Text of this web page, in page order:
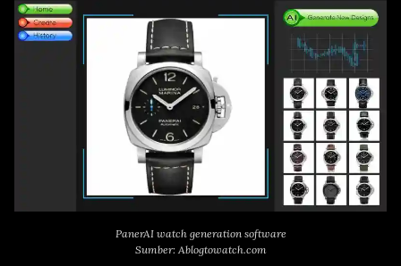
PanerAI watch generation software
Sumber: Ablogtowatch.com